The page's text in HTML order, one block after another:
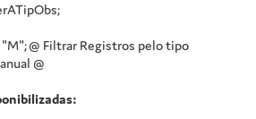
@ Filtrar Registros pelo tipo
@